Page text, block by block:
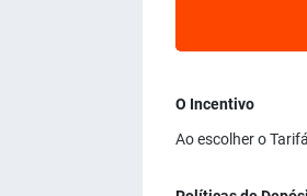
O Incentivo
Ao escolher o